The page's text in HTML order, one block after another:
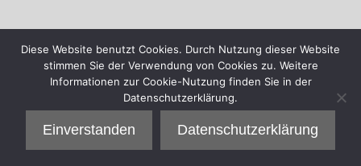
Diese Website benutzt Cookies. Durch Nutzung dieser Website
stimmen Sie der Verwendung von Cookies zu. Weitere
Informationen zur Cookie-Nutzung finden Sie in der
Datenschutzerklärung.
Einverstanden Datenschutzerklärung